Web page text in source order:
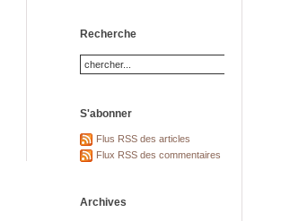
Recherche
S'abonner
Flus RSS des articles
Flux RSS des commentaires
Archives